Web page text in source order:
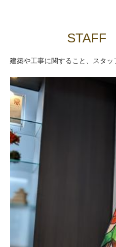
STAFF
建築や工事に関すること、スタ